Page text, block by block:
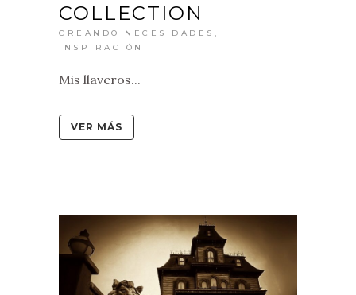
COLLECTION
CREANDO NECESIDADES ,
INSPIRACIÓN
Mis llaveros...
VER MÁS